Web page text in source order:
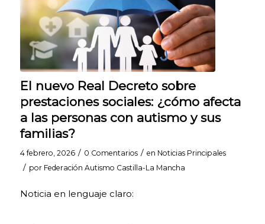
El nuevo Real Decreto sobre
prestaciones sociales: ¿cómo afecta
a las personas con autismo y sus
familias?
4 febrero, 2026 / 0 Comentarios / en Noticias Principales
/ por Federación Autismo Castilla-La Mancha
Noticia en lenguaje claro: